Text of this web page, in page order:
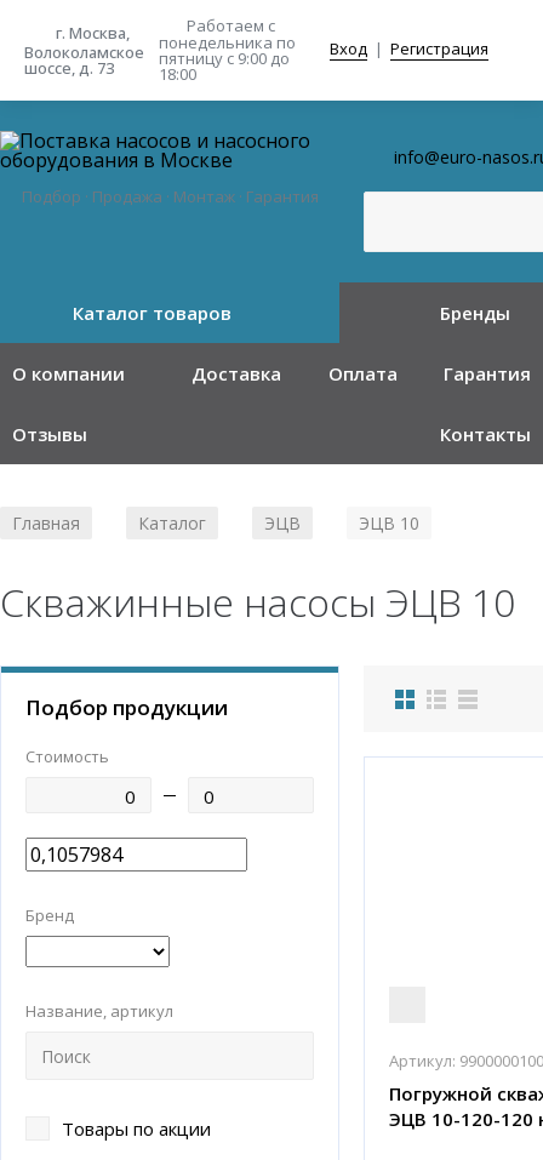
г. Москва,
Волоколамское
шоссе, д. 73
Работаем с
понедельника по
пятницу с 9:00 до
18:00
Вход | Регистрация
Подбор · Продажа · Монтаж · Гарантия
info@euro-
Каталог товаров Бренды
О компании Доставка Оплата Гарантия
Отзывы Контакты
Главная Каталог ЭЦВ ЭЦВ 10
Скважинные насосы ЭЦВ 10
Подбор продукции
Стоимость
Бренд
Название, артикул
Товары по акции
Артикул:
Погружной
ЭЦВ 10-120-120